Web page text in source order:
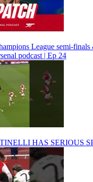
League semi-
podcast | Ep 24
HAS SERIOUS